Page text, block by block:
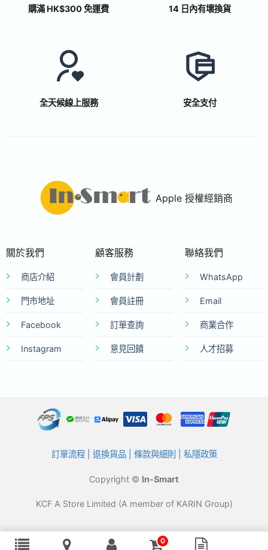
購滿 HK$300 免運費 14 日內有壞換貨
全天候線上服務 安全支付
Apple 授權經銷商
關於我們
商店介紹
門市地址
Facebook
Instagram
顧客服務
會員計劃
會員註冊
訂單查詢
意見回饋
聯絡我們
WhatsApp
Email
商業合作
人才招募
訂單流程| 退換貨品| 條款與細則 私隱政策
Copyright © In-Smart
KCF A Store Limited (A member of KARIN Group)
0